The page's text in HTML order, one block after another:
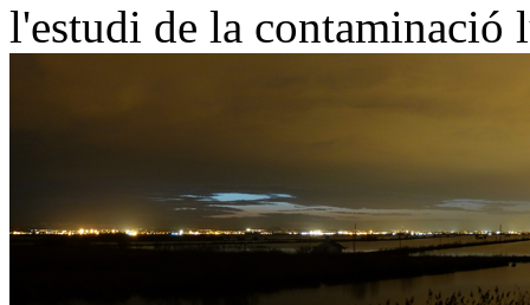
l'estudi de la contaminació